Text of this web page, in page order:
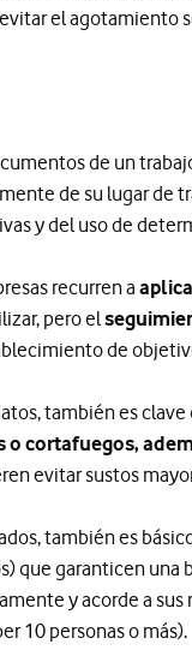
el agotamiento
de un
de su lugar de
y del uso de
recurren a
pero el
de
también es
o cortafuegos,
evitar sustos
también es
que garanticen una
y acorde a sus
10 personas o más).